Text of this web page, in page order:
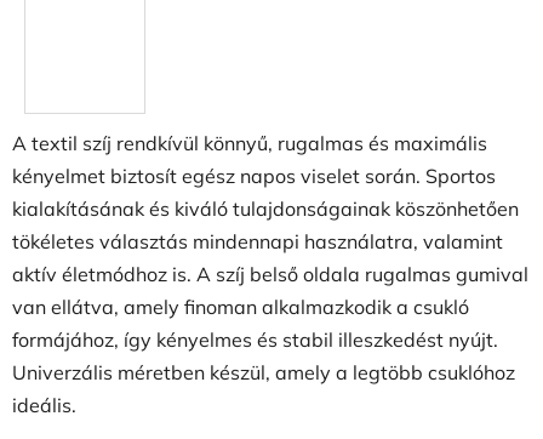
A textil szíj rendkívül könnyű, rugalmas és maximális
kényelmet biztosít egész napos viselet során. Sportos
kialakításának és kiváló tulajdonságainak köszönhetően
tökéletes választás mindennapi használatra, valamint
aktív életmódhoz is. A szíj belső oldala rugalmas gumival
van ellátva, amely finoman alkalmazkodik a csukló
formájához, így kényelmes és stabil illeszkedést nyújt.
Univerzális méretben készül, amely a legtöbb csuklóhoz
ideális.